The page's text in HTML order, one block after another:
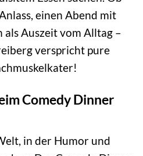
einen Abend mit
Auszeit vom Alltag –
verspricht pure
Comedy Dinner
in der Humor und